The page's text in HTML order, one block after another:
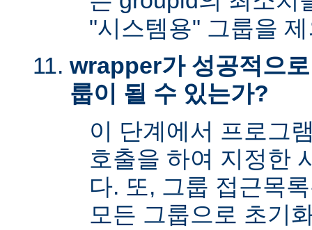
"시스템용" 그룹을
wrapper가 성공적으
룹이 될 수 있는가?
이 단계에서 프로그
호출을 하여 지정한
다. 또, 그룹 접근목
모든 그룹으로 초기